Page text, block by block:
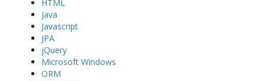
HTML
Java
Javascript
JPA
jQuery
Microsoft Windows
ORM